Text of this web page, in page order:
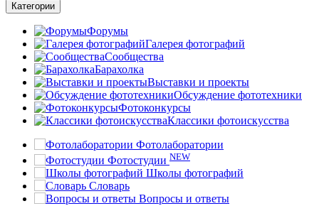
Категории
Форумы
Галерея фотографий
Сообщества
Барахолка
Выставки и проекты
Обсуждение фототехники
Фотоконкурсы
Классики фотоискусства
Фотолаборатории
Фотостудии NEW
Школы фотографий
Словарь
Вопросы и ответы